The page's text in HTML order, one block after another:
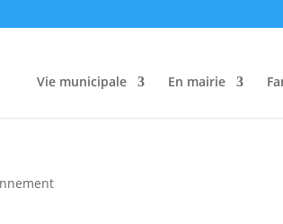
Vie municipale En mairie